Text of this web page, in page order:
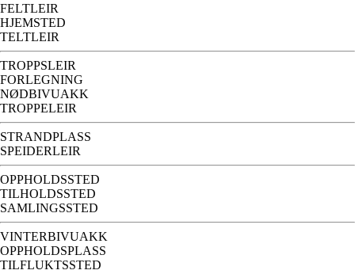
FELTLEIR
HJEMSTED
TELTLEIR
TROPPSLEIR
FORLEGNING
NØDBIVUAKK
TROPPELEIR
STRANDPLASS
SPEIDERLEIR
OPPHOLDSSTED
TILHOLDSSTED
SAMLINGSSTED
VINTERBIVUAKK
OPPHOLDSPLASS
TILFLUKTSSTED